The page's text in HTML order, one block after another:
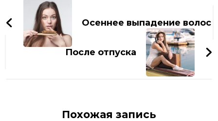
по
записям
Осеннее выпадение волос
После отпуска
Похожая запись